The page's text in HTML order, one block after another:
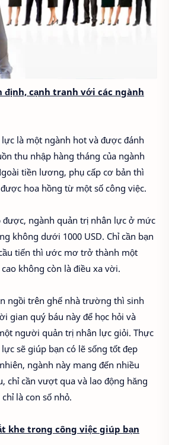
định, cạnh tranh với các ngành
là một ngành hot và được đánh
thu nhập hàng tháng của ngành
tiền lương, phụ cấp cơ bản thì
hoa hồng từ một số công việc.
được, ngành quản trị nhân lực ở mức
không dưới 1000 USD. Chỉ cần bạn
tiến thì ước mơ trở thành một
không còn là điều xa vời.
ngồi trên ghế nhà trường thì sinh
gian quý báu này để học hỏi và
người quản trị nhân lực giỏi. Thực
sẽ giúp bạn có lẽ sống tốt đẹp
ngành này mang đến nhiều
chỉ cần vượt qua và lao động hăng
là con số nhỏ.
khe trong công việc giúp bạn